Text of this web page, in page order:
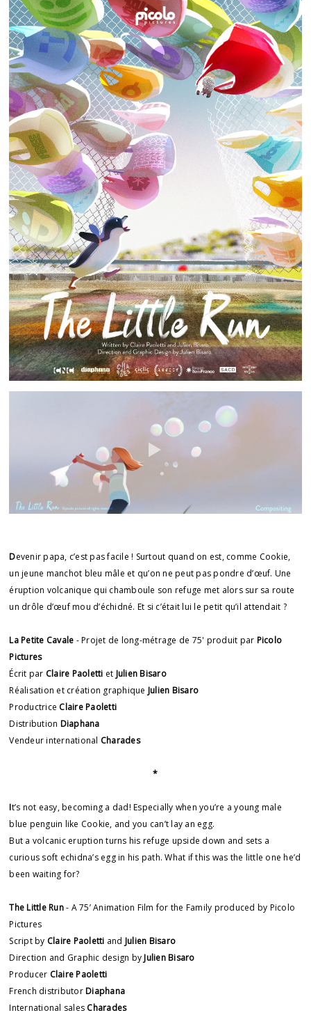
Devenir papa, c’est pas facile ! Surtout quand on est, comme Cookie,
un jeune manchot bleu mâle et qu’on ne peut pas pondre d’œuf. Une
éruption volcanique qui chamboule son refuge met alors sur sa route
un drôle d’œuf mou d’échidné. Et si c’était lui le petit qu’il attendait ?
La Petite Cavale - Projet de long-métrage de 75' produit par Picolo
Pictures
Écrit par Claire Paoletti et Julien Bisaro
Réalisation et création graphique Julien Bisaro
Productrice Claire Paoletti
Distribution Diaphana
Vendeur international Charades
*
It’s not easy, becoming a dad! Especially when you’re a young male
blue penguin like Cookie, and you can’t lay an egg.
But a volcanic eruption turns his refuge upside down and sets a
curious soft echidna’s egg in his path. What if this was the little one he’d
been waiting for?
The Little Run- A 75’ Animation Film for the Family produced by Picolo
Pictures
Script by Claire Paoletti and Julien Bisaro
Direction and Graphic design byJulien Bisaro
Producer Claire Paoletti
French distributorDiaphana
International sales Charades